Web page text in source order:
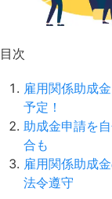
目次
雇用関係助成
予定！
助成金申請を
合も
雇用関係助成
法令遵守